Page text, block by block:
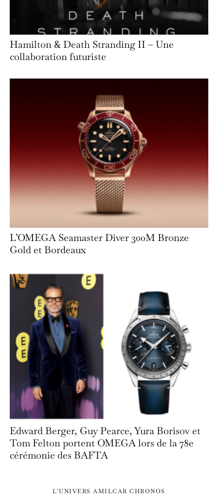
Hamilton & Death Stranding II – Une
collaboration futuriste
L’OMEGA Seamaster Diver 300M Bronze
Gold et Bordeaux
Edward Berger, Guy Pearce, Yura Borisov et
Tom Felton portent OMEGA lors de la 78e
cérémonie des BAFTA
L’UNIVERS AMILCAR CHRONOS